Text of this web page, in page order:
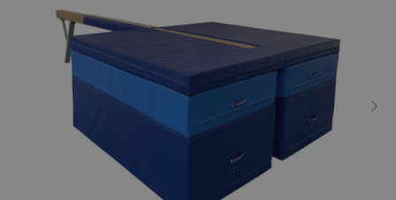
hviezdičiek.